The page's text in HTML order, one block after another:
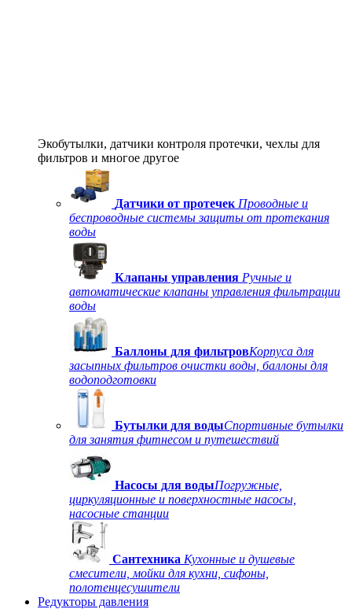
Экобутылки, датчики контроля протечки, чехлы для
фильтров и многое другое
Датчики от протечек Проводные и
беспроводные системы защиты от протекания
воды
Клапаны управления Ручные и
автоматические клапаны управления фильтрации
воды
Баллоны для фильтровКорпуса для
засыпных фильтров очистки воды, баллоны для
водоподготовки
Бутылки для водыСпортивные бутылки
для занятия фитнесом и путешествий
Насосы для водыПогружные,
циркуляционные и поверхностные насосы,
насосные станции
Сантехника Кухонные и душевые
смесители, мойки для кухни, сифоны,
полотенцесушители
Редукторы давления